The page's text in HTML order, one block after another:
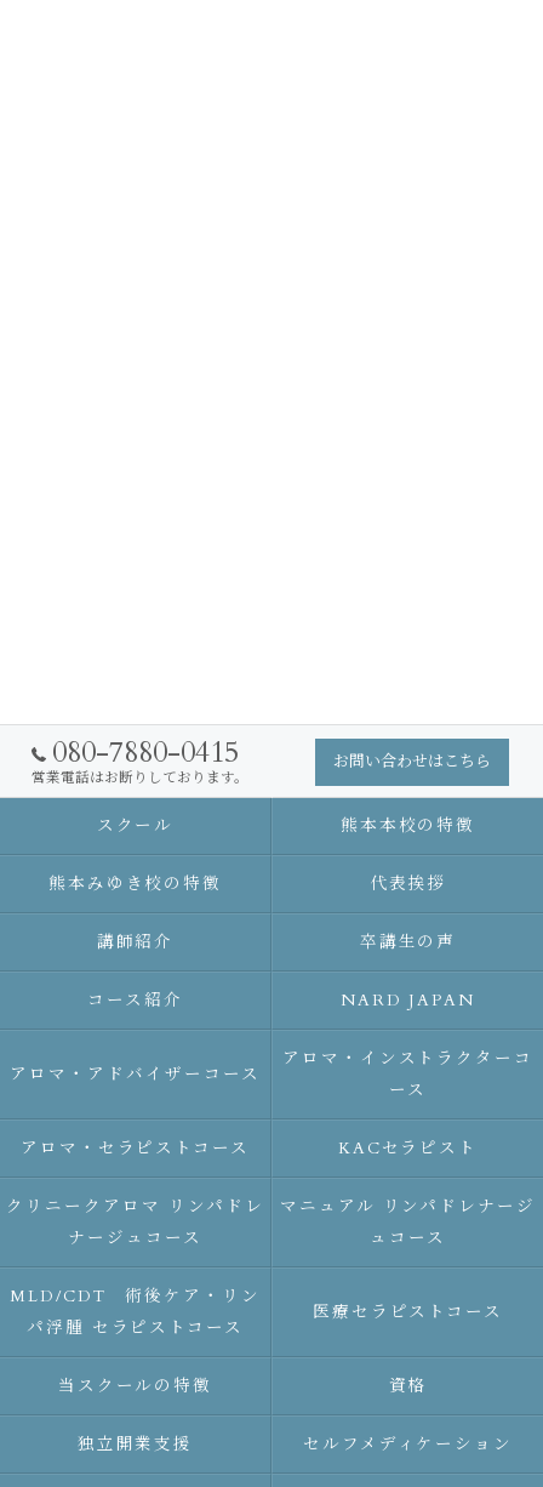
080-7880-0415
営業電話はお断りしております。
お問い合わせはこちら
スクール 熊本本校の特徴
熊本みゆき校の特徴 代表挨拶
講師紹介 卒講生の声
コース紹介 NARD JAPAN
アロマ・アドバイザーコース
アロマ・インストラクターコ
ース
アロマ・セラピストコース KACセラピスト
クリニークアロマ リンパドレ
ナージュコース
マニュアル リンパドレナージ
ュコース
MLD/CDT 術後ケア・リン
パ浮腫 セラピストコース
医療セラピストコース
当スクールの特徴 資格
独立開業支援 セルフメディケーション